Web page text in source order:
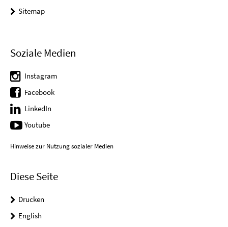
Sitemap
Soziale Medien
Instagram
Facebook
LinkedIn
Youtube
Hinweise zur Nutzung sozialer Medien
Diese Seite
Drucken
English